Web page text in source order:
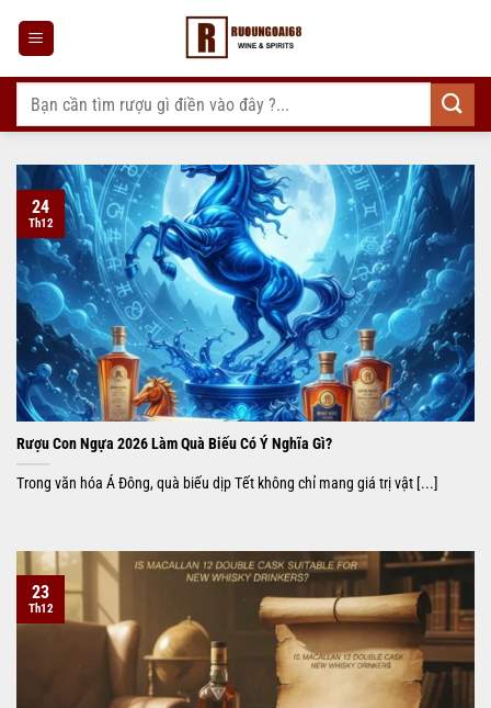
dung
Tìm
kiếm:
Rượu Con Ngựa 2026 Làm Quà Biếu Có Ý Nghĩa Gì?
Trong văn hóa Á Đông, quà biếu dịp Tết không chỉ mang giá trị vật [...]
24
Th12
23
Th12